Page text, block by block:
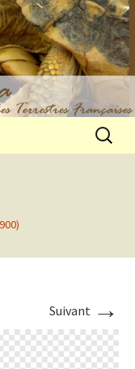
Suivant →